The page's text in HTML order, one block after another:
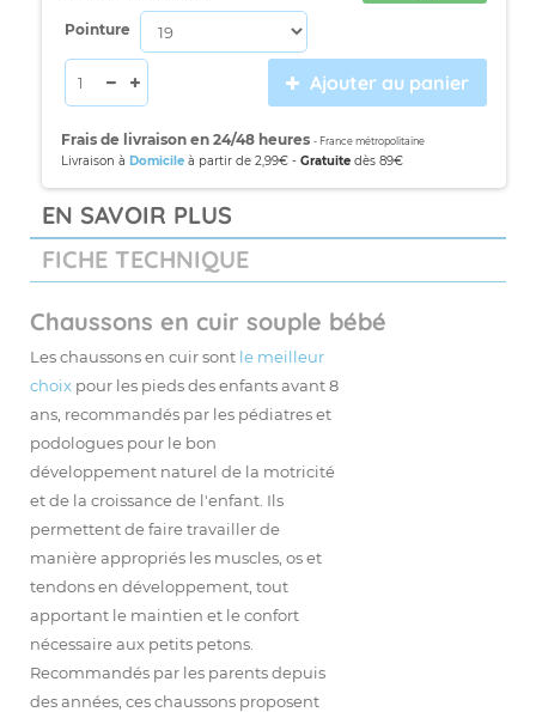
Pointure
Ajouter au panier
Frais de livraison en 24/48 heures - France métropolitaine
Livraison à Domicileà partir de 2,99€ - Gratuitedès 89€
EN SAVOIR PLUS
FICHE TECHNIQUE
Chaussons en cuir souple bébé
Les chaussons en cuir sont le meilleur
choix pour les pieds des enfants avant 8
ans, recommandés par les pédiatres et
podologues pour le bon
développement naturel de la motricité
et de la croissance de l'enfant. Ils
permettent de faire travailler de
manière appropriés les muscles, os et
tendons en développement, tout
apportant le maintien et le confort
nécessaire aux petits petons.
Recommandés par les parents depuis
des années, ces chaussons proposent